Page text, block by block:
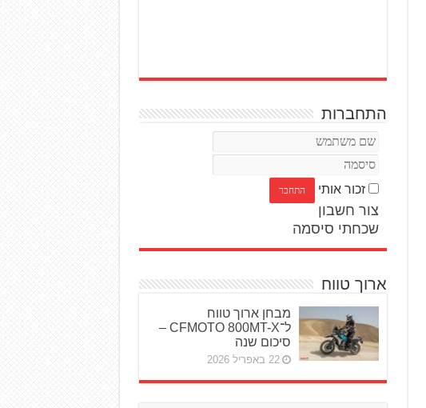
התחברות
זכור אותי
צור חשבון
שכחתי סיסמה
ארוך טווח
מבחן ארוך טווח
ל־CFMOTO 800MT-X –
סיכום שנה
22 באפריל 2026